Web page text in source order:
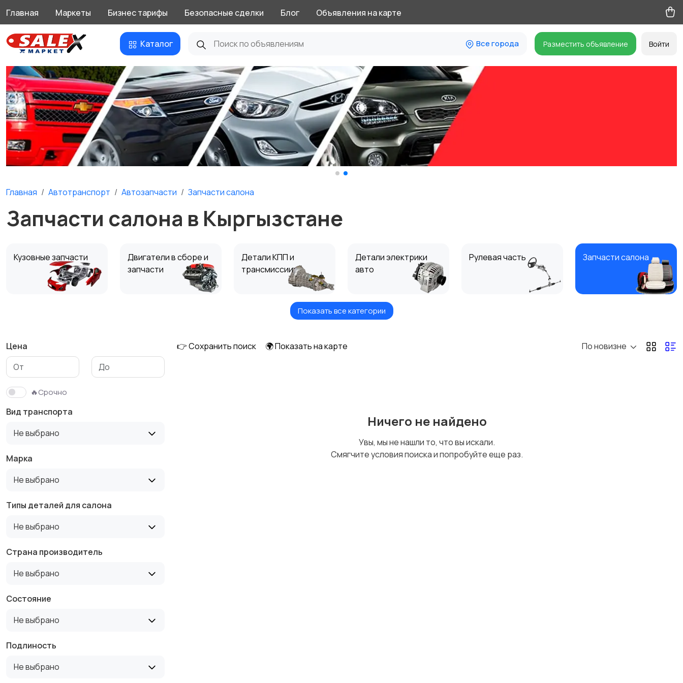
Главная Маркеты Бизнес тарифы Безопасные сделки Блог Объявления на карте
Каталог Все города Разместить объявление Войти
Главная Автотранспорт Автозапчасти Запчасти салона
Запчасти салона в Кыргызстане
Кузовные запчасти
Двигатели в сборе и
запчасти
Детали КПП и
трансмиссии
Детали электрики
авто
Рулевая часть Запчасти салона
Трубки, патрубки,
Топливные баки
Показать все категории
Цена
🔥Срочно
Вид транспорта
Не выбрано
Марка
Не выбрано
Типы деталей для салона
Не выбрано
Страна производитель
Не выбрано
Состояние
Не выбрано
Подлиность
Не выбрано
👉 Сохранить поиск 🌍 Показать на карте По новизне
Ничего не найдено
Увы, мы не нашли то, что вы искали.
Смягчите условия поиска и попробуйте еще раз.